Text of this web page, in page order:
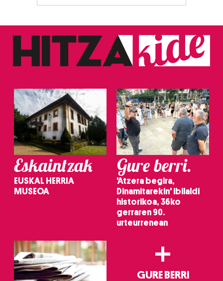
Eskaintzak
EUSKAL HERRIA
MUSEOA
Gure berri.
'Atzera begira,
Dinamitarekin' ibilaldi
historikoa, 36ko
gerraren 90.
urteurrenean
+
GURE BERRI